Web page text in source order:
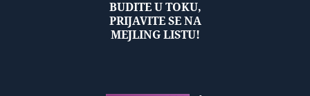
BUDITE U TOKU,
PRIJAVITE SE NA
MEJLING LISTU!